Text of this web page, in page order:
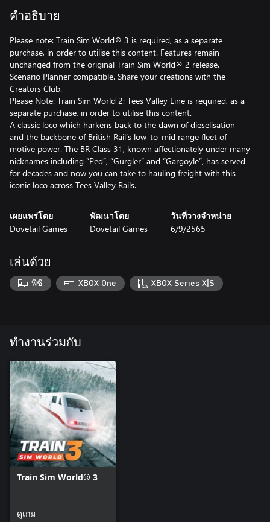
คำอธิบาย
Please note: Train Sim World® 3 is required, as a separate
purchase, in order to utilise this content. Features remain
unchanged from the original Train Sim World® 2 release.
Scenario Planner compatible. Share your creations with the
Creators Club.
Please Note: Train Sim World 2: Tees Valley Line is required, as a
separate purchase, in order to utilise this content.
A classic loco which harkens back to the dawn of dieselisation
and the backbone of British Rail’s low-to-mid range fleet of
motive power. The BR Class 31, known affectionately under many
nicknames including “Ped”, “Gurgler” and “Gargoyle”, has served
for decades and now you can take to hauling freight with this
iconic loco across Tees Valley Rails.
เผยแพร่โดย
Dovetail Games
พัฒนาโดย
Dovetail Games
วันที่วางจำหน่าย
6/9/2565
เล่นด้วย
พีซี XBOX One XBOX Series X|S
ทำงานร่วมกับ
Train Sim World® 3
ดูเกม